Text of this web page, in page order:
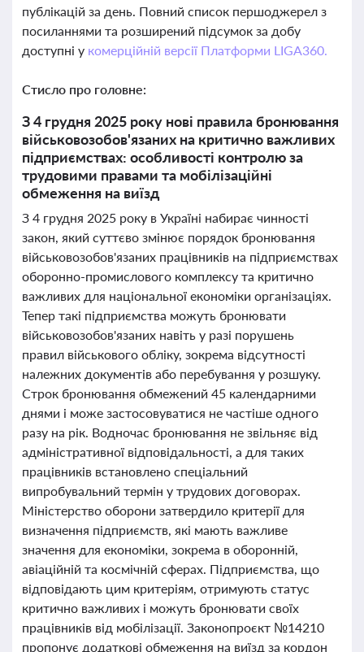
публікацій за день. Повний список першоджерел з
посиланнями та розширений підсумок за добу
доступні у комерційній версії Платформи LIGA360.
Стисло про головне:
З 4 грудня 2025 року нові правила бронювання
військовозобов'язаних на критично важливих
підприємствах: особливості контролю за
трудовими правами та мобілізаційні
обмеження на виїзд
З 4 грудня 2025 року в Україні набирає чинності
закон, який суттєво змінює порядок бронювання
військовозобов'язаних працівників на підприємствах
оборонно-промислового комплексу та критично
важливих для національної економіки організаціях.
Тепер такі підприємства можуть бронювати
військовозобов'язаних навіть у разі порушень
правил військового обліку, зокрема відсутності
належних документів або перебування у розшуку.
Строк бронювання обмежений 45 календарними
днями і може застосовуватися не частіше одного
разу на рік. Водночас бронювання не звільняє від
адміністративної відповідальності, а для таких
працівників встановлено спеціальний
випробувальний термін у трудових договорах.
Міністерство оборони затвердило критерії для
визначення підприємств, які мають важливе
значення для економіки, зокрема в оборонній,
авіаційній та космічній сферах. Підприємства, що
відповідають цим критеріям, отримують статус
критично важливих і можуть бронювати своїх
працівників від мобілізації. Законопроєкт №14210
пропонує додаткові обмеження на виїзд за кордон